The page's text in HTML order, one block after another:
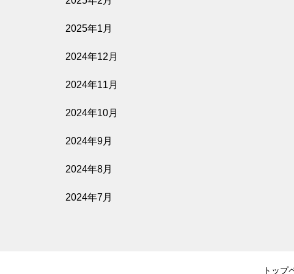
2025年1月
2024年12月
2024年11月
2024年10月
2024年9月
2024年8月
2024年7月
トップ